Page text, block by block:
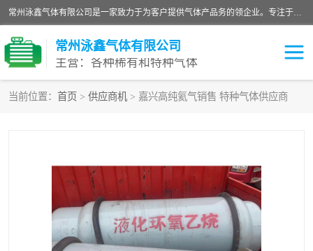
常州泳鑫气体有限公司是一家致力于为客户提供气体产品务的领企业。专注于环氧乙烷剂、环氧乙烷、高纯气体以及稀有和特种气体的研发、生产、销售和配送，产品广泛应用于医疗、电子、科研、化工、食品等多个领域。主要产品有：环氧乙烷灭菌剂，环氧乙烷，高纯氩，氮，氪，氙，氖，氘，笑，氦，氢，氧等各种稀有和特种气体。
常州泳鑫气体有限公司
主营：各种稀有和特种气体
当前位置： 首页 > 供应商机 > 嘉兴高纯氦气销售 特种气体供应商